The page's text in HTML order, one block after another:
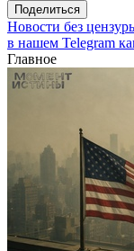
Поделиться
Новости без
в нашем Telegram
Главное